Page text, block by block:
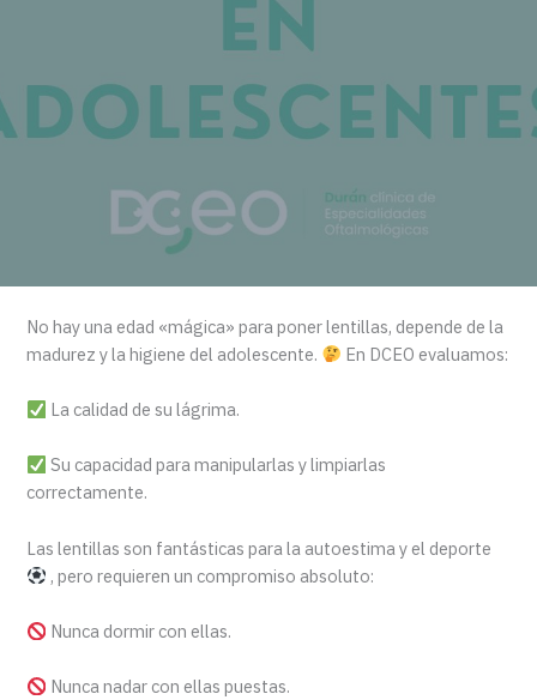
No hay una edad «mágica» para poner lentillas, depende de la
madurez y la higiene del adolescente.
En DCEO evaluamos:
La calidad de su lágrima.
Su capacidad para manipularlas y limpiarlas
correctamente.
Las lentillas son fantásticas para la autoestima y el deporte
, pero requieren un compromiso absoluto:
Nunca dormir con ellas.
Nunca nadar con ellas puestas.